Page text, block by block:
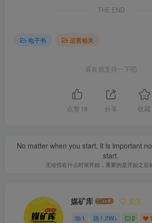
THE END
电子书 运营相关
喜欢就支持一下吧
点赞 18 分享 收藏
No matter when you start, it is important
start.
无论你在什么时候开始，重要的是开始之后
媒矿库 关注
1 1.2W+ 2